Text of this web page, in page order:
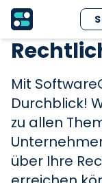
Mit
Durchblick!
zu allen
über Ihre